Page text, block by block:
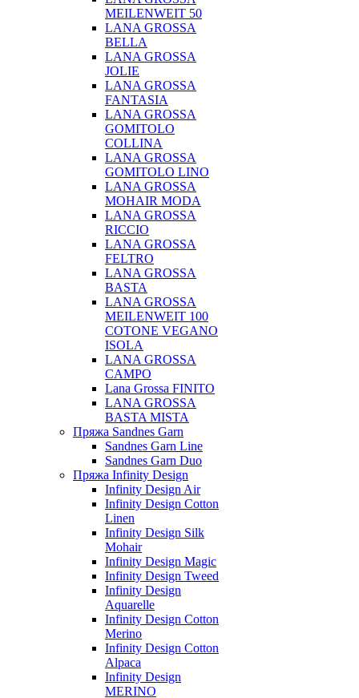
MEILENWEIT 50
LANA GROSSA
BELLA
LANA GROSSA
JOLIE
LANA GROSSA
FANTASIA
LANA GROSSA
GOMITOLO
COLLINA
LANA GROSSA
GOMITOLO LINO
LANA GROSSA
MOHAIR MODA
LANA GROSSA
RICCIO
LANA GROSSA
FELTRO
LANA GROSSA
BASTA
LANA GROSSA
MEILENWEIT 100
COTONE VEGANO
ISOLA
LANA GROSSA
CAMPO
Lana Grossa FINITO
LANA GROSSA
BASTA MISTA
Пряжа Sandnes Garn
Sandnes Garn Line
Sandnes Garn Duo
Пряжа Infinity Design
Infinity Design Air
Infinity Design Cotton
Linen
Infinity Design Silk
Mohair
Infinity Design Magic
Infinity Design Tweed
Infinity Design
Aquarelle
Infinity Design Cotton
Merino
Infinity Design Cotton
Alpaca
Infinity Design
MERINO